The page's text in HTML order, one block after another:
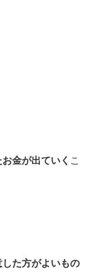
金が出ていく こ
た方がよいもの